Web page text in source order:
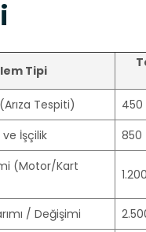
Tipi
Tespiti)
450
İşçilik
850
(Motor/Kart
/ Değişimi